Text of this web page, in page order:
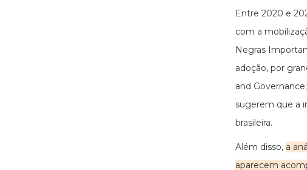
Entre 2020 e
com a
Negras
adoção, por
and
sugerem que a
brasileira.
Além disso, a
aparecem